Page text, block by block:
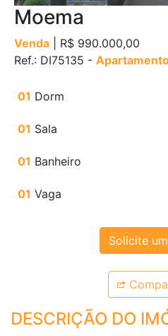
Moema
Venda | R$ 990.000,00
Ref.: DI75135 -
01 Dorm
01 Sala
01 Banheiro
01 Vaga
Solicite
DESCRIÇÃO DO